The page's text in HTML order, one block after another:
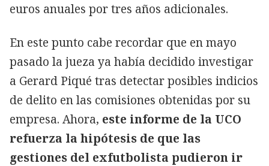
euros anuales por tres años adicionales.
En este punto cabe recordar que en mayo
pasado la jueza ya había decidido investigar
a Gerard Piqué tras detectar posibles indicios
de delito en las comisiones obtenidas por su
empresa. Ahora, este informe de la UCO
refuerza la hipótesis de que las
gestiones del exfutbolista pudieron ir